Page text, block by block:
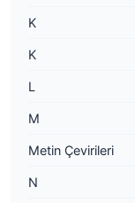
K
K
L
M
Metin Çevirileri
N